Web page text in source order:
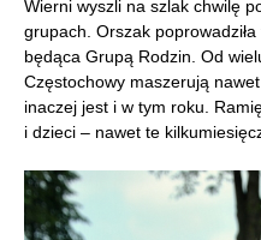
Wierni wyszli na szlak chwilę
grupach. Orszak poprowadziła
będąca Grupą Rodzin. Od
Częstochowy maszerują
inaczej jest i w tym roku.
i dzieci – nawet te